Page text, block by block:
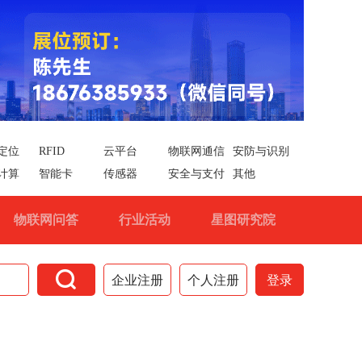
位 RFID 云平台 物联网通信
安防与识别
算
智能卡 传感器 安全与支付 其他
物联网问答 行业活动 星图研究院
 企业注册 个人注册 登录